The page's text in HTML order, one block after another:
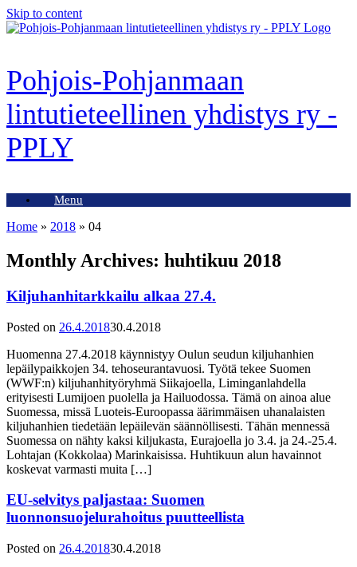
Skip to content
Pohjois-Pohjanmaan
lintutieteellinen yhdistys ry -
PPLY
Menu
Home » 2018 » 04
Monthly Archives: huhtikuu 2018
Kiljuhanhitarkkailu alkaa 27.4.
Posted on 26.4.201830.4.2018
Huomenna 27.4.2018 käynnistyy Oulun seudun kiljuhanhien
lepäilypaikkojen 34. tehoseurantavuosi. Työtä tekee Suomen
(WWF:n) kiljuhanhityöryhmä Siikajoella, Liminganlahdella
erityisesti Lumijoen puolella ja Hailuodossa. Tämä on ainoa alue
Suomessa, missä Luoteis-Euroopassa äärimmäisen uhanalaisten
kiljuhanhien tiedetään lepäilevän säännöllisesti. Tähän mennessä
Suomessa on nähty kaksi kiljukasta, Eurajoella jo 3.4. ja 24.-25.4.
Lohtajan (Kokkolaa) Marinkaisissa. Huhtikuun alun havainnot
koskevat varmasti muita […]
EU-selvitys paljastaa: Suomen
luonnonsuojelurahoitus puutteellista
Posted on 26.4.201830.4.2018